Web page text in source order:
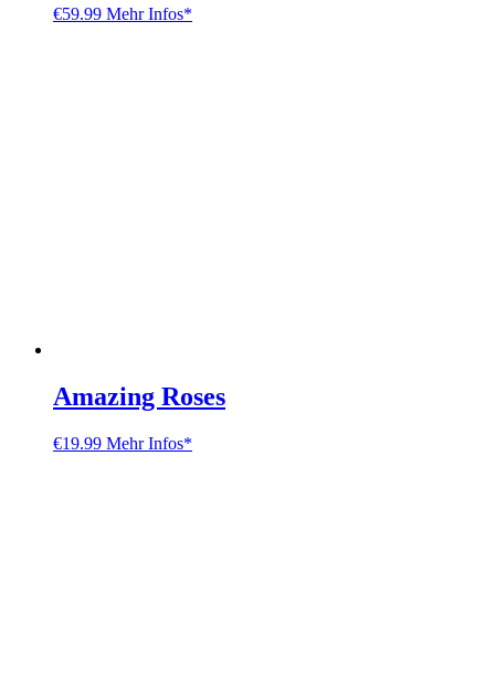
€59.99 Mehr Infos*
Amazing Roses
€19.99 Mehr Infos*